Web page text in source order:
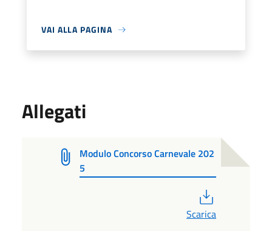
VAI ALLA PAGINA
Allegati
Modulo Concorso Carnevale 202
5
Scarica